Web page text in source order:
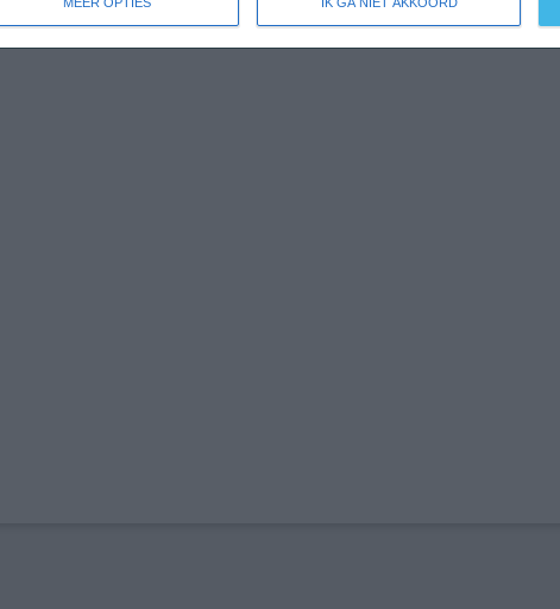
bekijk de uitgebreide weersverwachting voor Vildbjerg